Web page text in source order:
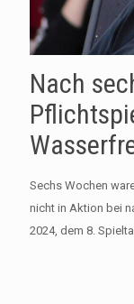
Nach
Sechs Wochen
nicht in Aktion bei
2024, dem 8.